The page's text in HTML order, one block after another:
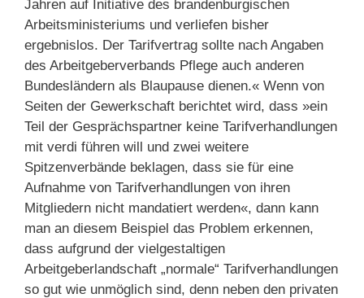
Jahren auf Initiative des brandenburgischen
Arbeitsministeriums und verliefen bisher
ergebnislos. Der Tarifvertrag sollte nach Angaben
des Arbeitgeberverbands Pflege auch anderen
Bundesländern als Blaupause dienen.« Wenn von
Seiten der Gewerkschaft berichtet wird, dass »ein
Teil der Gesprächspartner keine Tarifverhandlungen
mit verdi führen will und zwei weitere
Spitzenverbände beklagen, dass sie für eine
Aufnahme von Tarifverhandlungen von ihren
Mitgliedern nicht mandatiert werden«, dann kann
man an diesem Beispiel das Problem erkennen,
dass aufgrund der vielgestaltigen
Arbeitgeberlandschaft „normale“ Tarifverhandlungen
so gut wie unmöglich sind, denn neben den privaten